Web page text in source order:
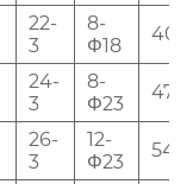
22-
3
8-
Φ18
400
24-
3
8-
Φ23
475
26-
3
12-
Φ23
540